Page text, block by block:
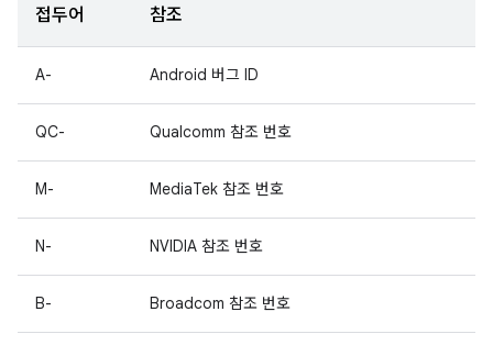
접두어 참조
A- Android 버그 ID
QC- Qualcomm 참조 번호
M- MediaTek 참조 번호
N- NVIDIA 참조 번호
B- Broadcom 참조 번호